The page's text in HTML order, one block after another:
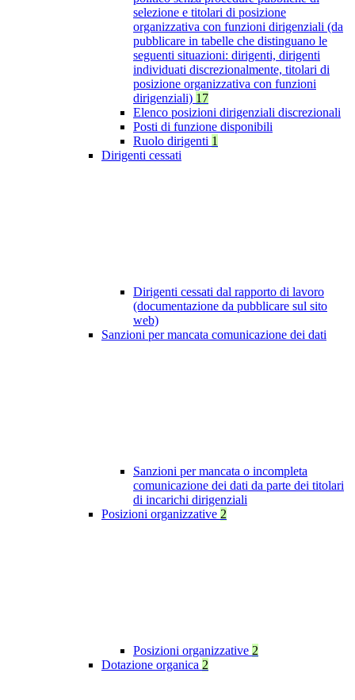
selezione e titolari di posizione
organizzativa con funzioni dirigenziali (da
pubblicare in tabelle che distinguano le
seguenti situazioni: dirigenti, dirigenti
individuati discrezionalmente, titolari di
posizione organizzativa con funzioni
dirigenziali) 17
Elenco posizioni dirigenziali discrezionali
Posti di funzione disponibili
Ruolo dirigenti 1
Dirigenti cessati
Dirigenti cessati dal rapporto di lavoro
(documentazione da pubblicare sul sito
web)
Sanzioni per mancata comunicazione dei dati
Sanzioni per mancata o incompleta
comunicazione dei dati da parte dei titolari
di incarichi dirigenziali
Posizioni organizzative 2
Posizioni organizzative 2
Dotazione organica 2